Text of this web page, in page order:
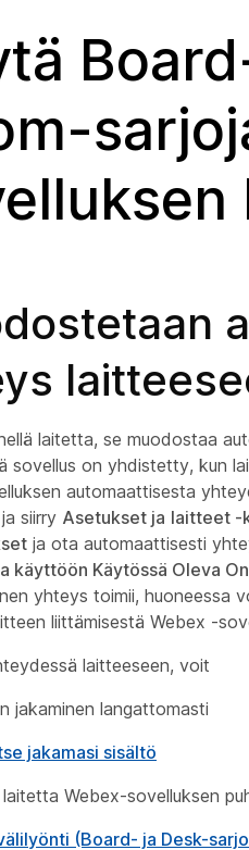
laitetta, se muodostaa
sovellus on yhdistetty, kun
automaattisesta
siirry Asetukset ja laitteet -
ja ota automaattisesti
käyttöön Käytössä Oleva
yhteys toimii, huoneessa
liittämisestä Webex -
laitteeseen, voit
jakaminen langattomasti
jakamasi sisältö
Webex-sovelluksen
(Board- ja Desk-